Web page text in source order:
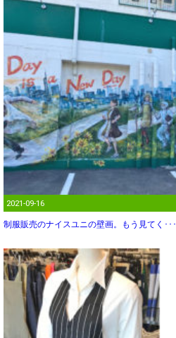
2021-09-16
制服販売のナイスユニの壁画。もう見てく･･･